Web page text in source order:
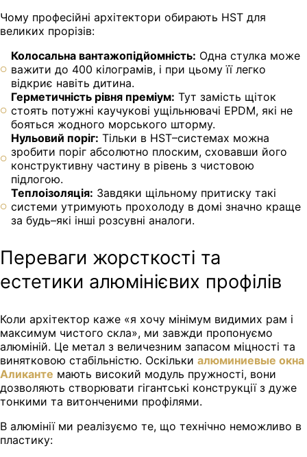
Чому професійні архітектори обирають HST для
великих прорізів:
Колосальна вантажопідйомність: Одна стулка може
важити до 400 кілограмів, і при цьому її легко
відкриє навіть дитина.
Герметичність рівня преміум: Тут замість щіток
стоять потужні каучукові ущільнювачі EPDM, які не
бояться жодного морського шторму.
Нульовий поріг: Тільки в HST–системах можна
зробити поріг абсолютно плоским, сховавши його
конструктивну частину в рівень з чистовою
підлогою.
Теплоізоляція: Завдяки щільному притиску такі
системи утримують прохолоду в домі значно краще
за будь–які інші розсувні аналоги.
Переваги жорсткості та
естетики алюмінієвих профілів
Коли архітектор каже «я хочу мінімум видимих рам і
максимум чистого скла», ми завжди пропонуємо
алюміній. Це метал з величезним запасом міцності та
винятковою стабільністю. Оскільки алюминиевые окна
Аликанте мають високий модуль пружності, вони
дозволяють створювати гігантські конструкції з дуже
тонкими та витонченими профілями.
В алюмінії ми реалізуємо те, що технічно неможливо в
пластику: